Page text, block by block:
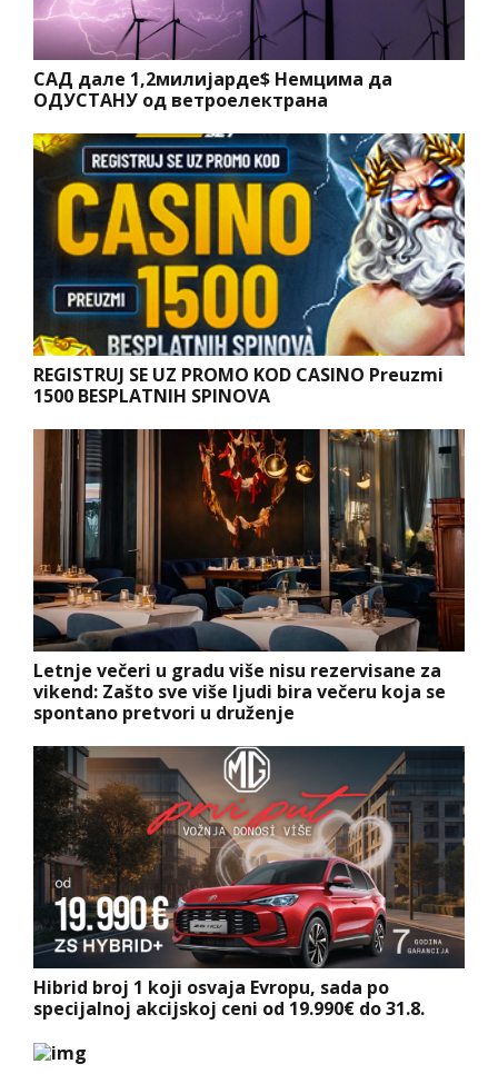
САД дале 1,2милијарде$ Немцима да
ОДУСТАНУ од ветроелектрана
REGISTRUJ SE UZ PROMO KOD CASINO Preuzmi
1500 BESPLATNIH SPINOVA
Letnje večeri u gradu više nisu rezervisane za
vikend: Zašto sve više ljudi bira večeru koja se
spontano pretvori u druženje
Hibrid broj 1 koji osvaja Evropu, sada po
specijalnoj akcijskoj ceni od 19.990€ do 31.8.